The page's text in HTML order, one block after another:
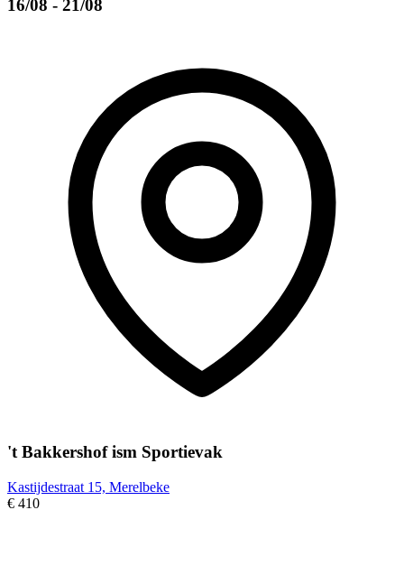
16/08 - 21/08
't Bakkershof ism Sportievak
Kastijdestraat 15, Merelbeke
€ 410